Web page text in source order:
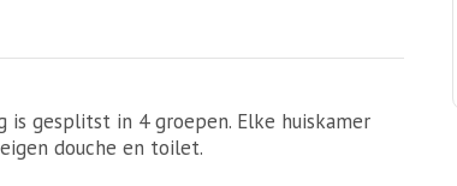
is gesplitst in 4 groepen. Elke huiskamer
douche en toilet.